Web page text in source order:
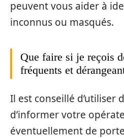
peuvent vous aider à
inconnus ou masqués.
Que faire si je reçois
fréquents et
Il est conseillé d’utiliser
d’informer votre
éventuellement de